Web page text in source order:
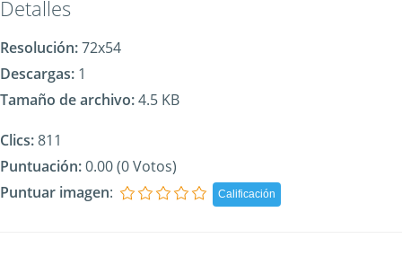
Detalles
Resolución:72x54
Descargas: 1
Tamaño de archivo:4.5 KB
Clics:811
Puntuación:0.00 (0 Votos)
Puntuar imagen: